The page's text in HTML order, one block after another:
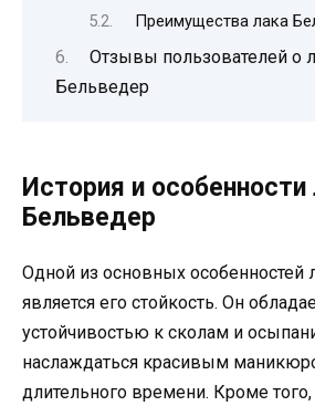
Преимущества лака
Отзывы пользователей о
Бельведер
История и особенности
Бельведер
Одной из основных особенностей
является его стойкость. Он
устойчивостью к сколам и
наслаждаться красивым
длительного времени. Кроме